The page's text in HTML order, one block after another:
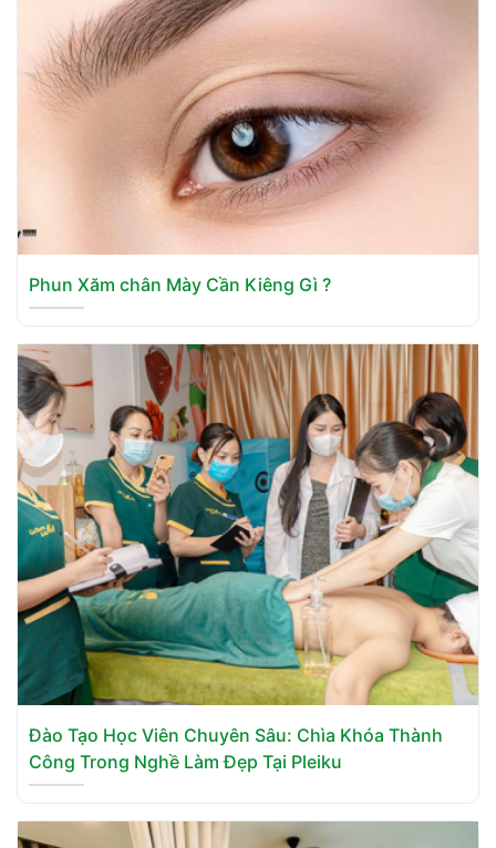
Phun Xăm chân Mày Cần Kiêng Gì ?
Đào Tạo Học Viên Chuyên Sâu: Chìa Khóa Thành
Công Trong Nghề Làm Đẹp Tại Pleiku